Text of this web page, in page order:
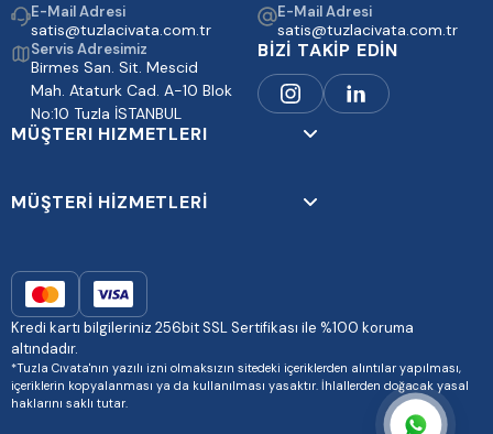
E-Mail Adresi
satis@tuzlacivata.com.tr
E-Mail Adresi
satis@tuzlacivata.com.tr
Servis Adresimiz
Birmes San. Sit. Mescid
Mah. Ataturk Cad. A-10 Blok
No:10 Tuzla İSTANBUL
BİZİ TAKİP EDİN
MÜŞTERI HIZMETLERI
MÜŞTERİ HİZMETLERİ
Kredi kartı bilgileriniz 256bit SSL Sertifikası ile %100 koruma
altındadır.
*Tuzla Cıvata'nın yazılı izni olmaksızın sitedeki içeriklerden alıntılar yapılması,
içeriklerin kopyalanması ya da kullanılması yasaktır. İhlallerden doğacak yasal
haklarını saklı tutar.